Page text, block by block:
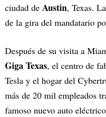
ciudad de Austin, Texas.
de la gira del mandatario
Después de su visita a
Giga Texas, el centro de
Tesla y el hogar del
más de 20 mil empleados
famoso nuevo auto